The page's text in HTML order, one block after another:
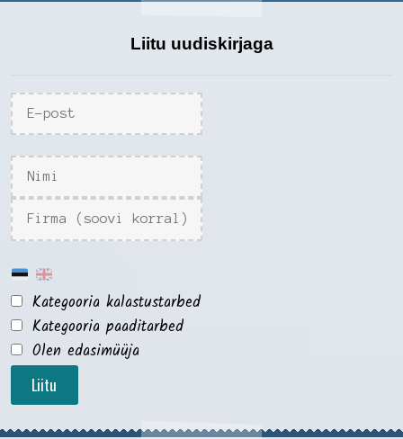
Liitu uudiskirjaga
Kategooria kalastustarbed
Kategooria paaditarbed
Olen edasimüüja
Liitu